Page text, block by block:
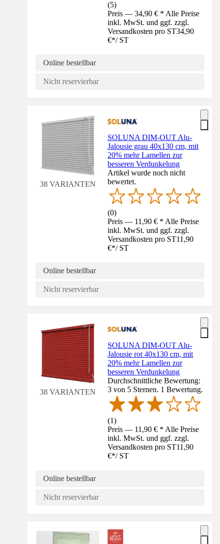
(5)
Preis — 34,90 € * Alle Preise
inkl. MwSt. und ggf. zzgl.
Versandkosten pro ST34,90
€*/ ST
Online bestellbar
Nicht reservierbar
38 VARIANTEN
SOLUNA DIM-OUT Alu-
Jalousie grau 40x130 cm, mit
20% mehr Lamellen zur
besseren Verdunkelung
Artikel wurde noch nicht
bewertet.
(0)
Preis — 11,90 € * Alle Preise
inkl. MwSt. und ggf. zzgl.
Versandkosten pro ST11,90
€*/ ST
Online bestellbar
Nicht reservierbar
38 VARIANTEN
SOLUNA DIM-OUT Alu-
Jalousie rot 40x130 cm, mit
20% mehr Lamellen zur
besseren Verdunkelung
Durchschnittliche Bewertung:
3 von 5 Sternen. 1 Bewertung.
(1)
Preis — 11,90 € * Alle Preise
inkl. MwSt. und ggf. zzgl.
Versandkosten pro ST11,90
€*/ ST
Online bestellbar
Nicht reservierbar